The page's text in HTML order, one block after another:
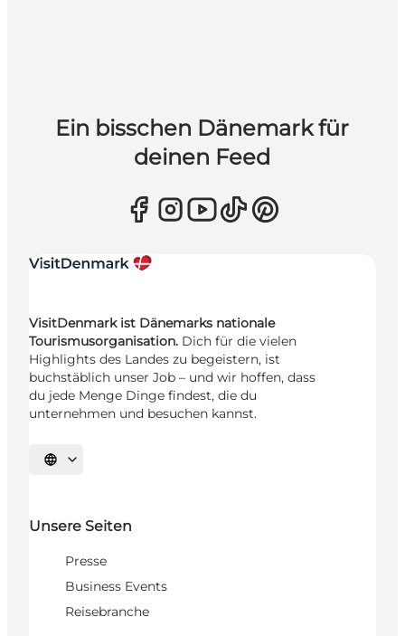
Ein bisschen Dänemark für
deinen Feed
VisitDenmark ist Dänemarks nationale
Tourismusorganisation. Dich für die vielen
Highlights des Landes zu begeistern, ist
buchstäblich unser Job – und wir hoffen, dass
du jede Menge Dinge findest, die du
unternehmen und besuchen kannst.
Sprache auswählen
Unsere Seiten
Presse
Business Events
Reisebranche